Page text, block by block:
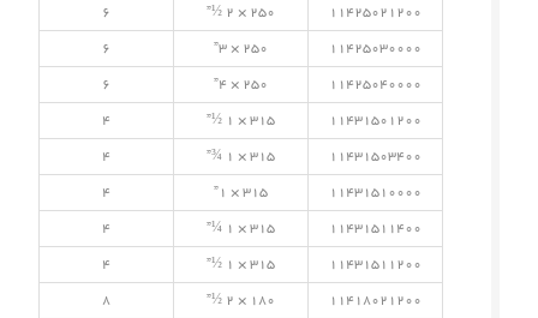
11425021200
250 × 2 ½”
6
11425030000
250 × 3”
6
11425040000
250 × 4”
6
11431501200
315 × 1 ½”
4
11431503400
315 × 1 ¾”
4
11431510000
315 × 1”
4
11431511400
315 × 1 ¼”
4
11431511200
315 × 1 ½”
4
11418021200
180 × 2 ½”
8